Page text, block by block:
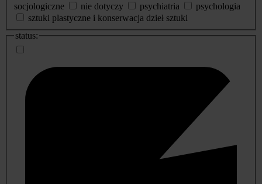
socjologiczne
nie dotyczy psychiatria
psychologia
sztuki plastyczne i konserwacja dzieł sztuki
status: